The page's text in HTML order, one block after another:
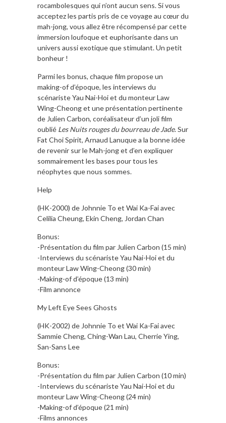
rocambolesques qui n’ont aucun sens. Si vous
acceptez les partis pris de ce voyage au cœur du
mah-jong, vous allez être récompensé par cette
immersion loufoque et euphorisante dans un
univers aussi exotique que stimulant. Un petit
bonheur !
Parmi les bonus, chaque film propose un
making-of d’époque, les interviews du
scénariste Yau Nai-Hoi et du monteur Law
Wing-Cheong et une présentation pertinente
de Julien Carbon, coréalisateur d’un joli film
oublié Les Nuits rouges du bourreau de Jade. Sur
Fat Choi Spirit, Arnaud Lanuque a la bonne idée
de revenir sur le Mah-jong et d’en expliquer
sommairement les bases pour tous les
néophytes que nous sommes.
Help
(HK-2000) de Johnnie To et Wai Ka-Fai avec
Celilia Cheung, Ekin Cheng, Jordan Chan
Bonus:
-Présentation du film par Julien Carbon (15 min)
-Interviews du scénariste Yau Nai-Hoi et du
monteur Law Wing-Cheong (30 min)
-Making-of d’époque (13 min)
-Film annonce
My Left Eye Sees Ghosts
(HK-2002) de Johnnie To et Wai Ka-Fai avec
Sammie Cheng, Ching-Wan Lau, Cherrie Ying,
San-Sans Lee
Bonus:
-Présentation du film par Julien Carbon (10 min)
-Interviews du scénariste Yau Nai-Hoi et du
monteur Law Wing-Cheong (24 min)
-Making-of d’époque (21 min)
-Films annonces